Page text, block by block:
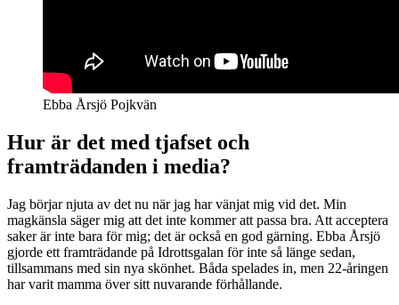
Ebba Årsjö Pojkvän
Hur är det med tjafset och
framträdanden i media?
Jag börjar njuta av det nu när jag har vänjat mig vid det. Min
magkänsla säger mig att det inte kommer att passa bra. Att acceptera
saker är inte bara för mig; det är också en god gärning. Ebba Årsjö
gjorde ett framträdande på Idrottsgalan för inte så länge sedan,
tillsammans med sin nya skönhet. Båda spelades in, men 22-åringen
har varit mamma över sitt nuvarande förhållande.